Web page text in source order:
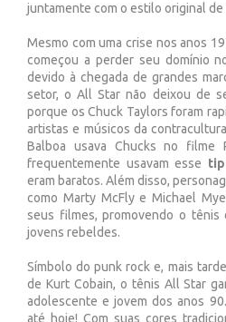
juntamente com o estilo original de
Mesmo com uma crise nos anos
começou a perder seu domínio
devido à chegada de grandes
setor, o All Star não deixou de
porque os Chuck Taylors foram
artistas e músicos da
Balboa usava Chucks no filme
frequentemente usavam esse
eram baratos. Além disso,
como Marty McFly e Michael
seus filmes, promovendo o tênis
jovens rebeldes.
Símbolo do punk rock e, mais
de Kurt Cobain, o tênis All Star
adolescente e jovem dos anos
até hoje! Com suas cores